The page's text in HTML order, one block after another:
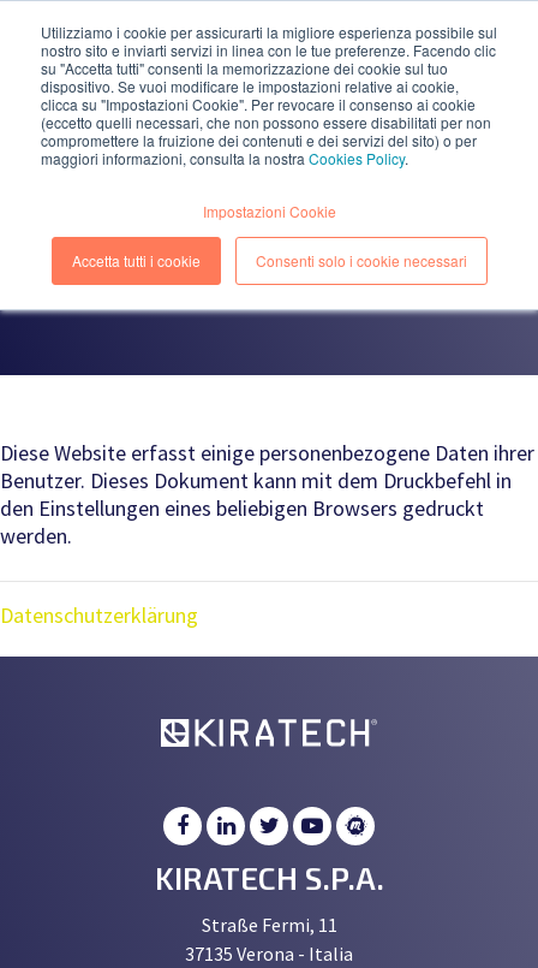
Utilizziamo i cookie per assicurarti la migliore esperienza possibile sul
nostro sito e inviarti servizi in linea con le tue preferenze. Facendo clic
su "Accetta tutti" consenti la memorizzazione dei cookie sul tuo
dispositivo. Se vuoi modificare le impostazioni relative ai cookie,
clicca su "Impostazioni Cookie". Per revocare il consenso ai cookie
(eccetto quelli necessari, che non possono essere disabilitati per non
compromettere la fruizione dei contenuti e dei servizi del sito) o per
maggiori informazioni, consulta la nostra Cookies Policy.
Impostazioni Cookie
Accetta tutti i cookie Consenti solo i cookie necessari
EN IT
PRIVACY - COOKIE POLICY
Diese Website erfasst einige personenbezogene Daten ihrer
Benutzer. Dieses Dokument kann mit dem Druckbefehl in
den Einstellungen eines beliebigen Browsers gedruckt
werden.
Datenschutzerklärung
KIRATECH S.P.A.
Straße Fermi, 11
37135 Verona - Italia